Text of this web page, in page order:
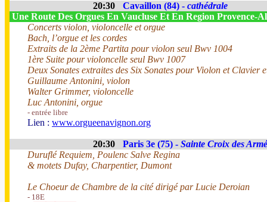
20:30 Cavaillon (84) - cathédrale
Une Route Des Orgues En Vaucluse Et En Region Provence-
Concerts violon, violoncelle et orgue
Bach, l’orgue et les cordes
Extraits de la 2ème Partita pour violon seul Bwv 1004
1ère Suite pour violoncelle seul Bwv 1007
Deux Sonates extraites des Six Sonates pour Violon et Clavier
Guillaume Antonini, violon
Walter Grimmer, violoncelle
Luc Antonini, orgue
- entrée libre
Lien : www.orgueenavignon.org
20:30 Paris 3e (75) - Sainte Croix des
Duruflé Requiem, Poulenc Salve Regina
& motets Dufay, Charpentier, Dumont
Le Choeur de Chambre de la cité dirigé par Lucie Deroian
- 18E